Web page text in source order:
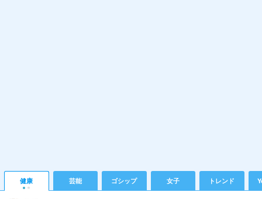
健康 芸能 ゴシップ 女子 トレンド